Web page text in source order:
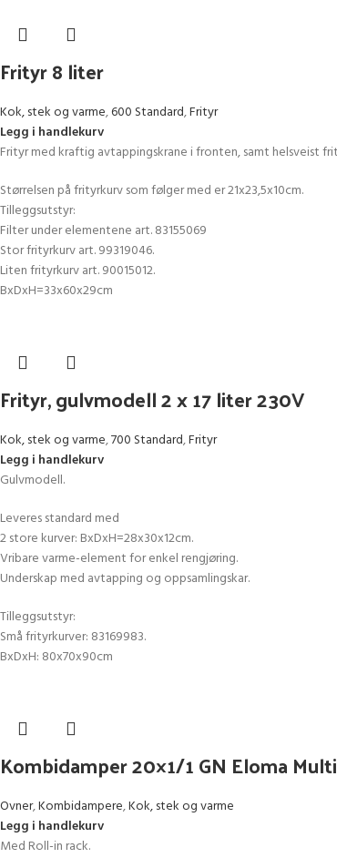
Frityr 8 liter
Kok, stek og varme,600 Standard,Frityr
Legg i handlekurv
Frityr med kraftig avtappingskrane i fronten, samt helsveist
Størrelsen på frityrkurv som følger med er 21x23,5x10cm.
Tilleggsutstyr:
Filter under elementene art. 83155069
Stor frityrkurv art. 99319046.
Liten frityrkurv art. 90015012.
BxDxH=33x60x29cm
Frityr, gulvmodell 2 x 17 liter 230V
Kok, stek og varme,700 Standard,Frityr
Legg i handlekurv
Gulvmodell.
Leveres standard med
2 store kurver: BxDxH=28x30x12cm.
Vribare varme-element for enkel rengjøring.
Underskap med avtapping og oppsamlingskar.
Tilleggsutstyr:
Små frityrkurver: 83169983.
BxDxH: 80x70x90cm
Kombidamper 20×1/1 GN Eloma
Ovner,Kombidampere,Kok, stek og varme
Legg i handlekurv
Med Roll-in rack.